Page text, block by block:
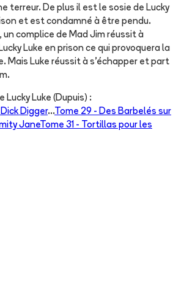
terreur. De plus il est le sosie de Lucky
et est condamné à être pendu.
un complice de Mad Jim réussit à
Luke en prison ce qui provoquera la
Mais Luke réussit à s'échapper et part
Lucky Luke (Dupuis) :
Digger...Tome 29 - Des Barbelés sur
JaneTome 31 - Tortillas pour les